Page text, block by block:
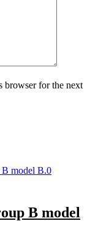
browser for the next
B model